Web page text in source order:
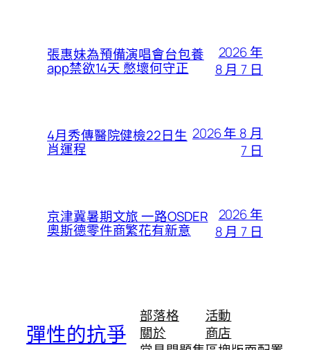
張惠妹為預備演唱會台包養
app禁欲14天 憋壞何守正
2026 年
8 月 7 日
4月秀傳醫院健檢22日生
肖運程
2026 年 8 月
7 日
京津冀暑期文旅 一路OSDER
奧斯德零件商繁花有新意
2026 年
8 月 7 日
彈性的抗爭
部落格
關於
活動
商店